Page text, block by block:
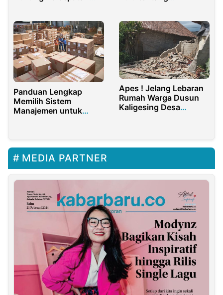
Gizi Masyarakat
Panduan Lengkap
Memilih Sistem
Manajemen untuk
Apes ! Jelang Lebaran
Rumah Warga Dusun
Kaligesing Desa
MEDIA PARTNER